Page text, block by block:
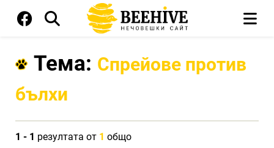
Тема: Спрейове против
бълхи
1 - 1 резултата от 1 общо